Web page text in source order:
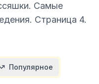
Самые
Страница 4.
Популярное